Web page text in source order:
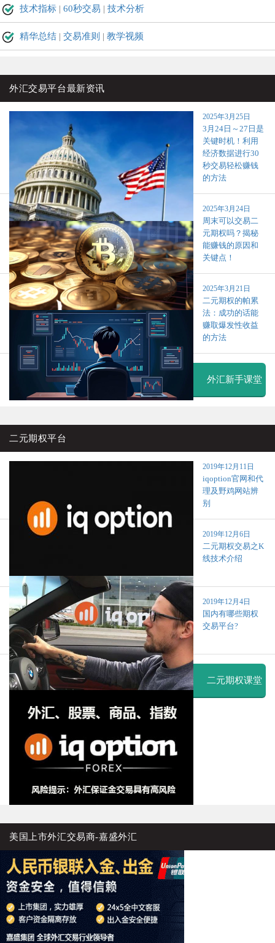
技术指标 | 60秒交易 | 技术分析
精华总结 | 交易准则 | 教学视频
外汇交易平台最新资讯
2025年3月25日
3月24日～27日是
关键时机！利用
经济数据进行30
秒交易轻松赚钱
的方法
2025年3月24日
周末可以交易二
元期权吗？揭秘
能赚钱的原因和
关键点！
2025年3月21日
二元期权的帕累
法：成功的话能
赚取爆发性收益
的方法
外汇新手课堂
二元期权平台
2019年12月11日
iqoption官网和代
理及野鸡网站辨
别
2019年12月6日
二元期权交易之K
线技术介绍
2019年12月4日
国内有哪些期权
交易平台?
二元期权课堂
美国上市外汇交易商-嘉盛外汇